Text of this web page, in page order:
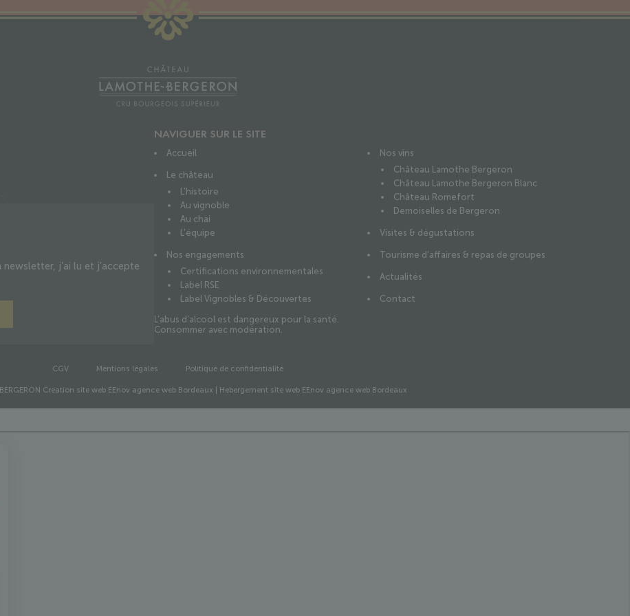
j’ai lu et j’accepte
NAVIGUER SUR LE SITE
Accueil
Le château
L’histoire
Au vignoble
Au chai
L’équipe
Nos engagements
Certifications environnementales
Label RSE
Label Vignobles & Découvertes
Nos vins
Château Lamothe Bergeron
Château Lamothe Bergeron Blanc
Château Romefort
Demoiselles de Bergeron
Visites & dégustations
Tourisme d’affaires & repas de groupes
Actualités
Contact
L’abus d’alcool est dangereux pour la santé.
Consommer avec modération.
CGV Mentions légales Politique de confidentialité
Creation site web EEnov agence web Bordeaux | Hebergement site web EEnov agence web Bordeaux